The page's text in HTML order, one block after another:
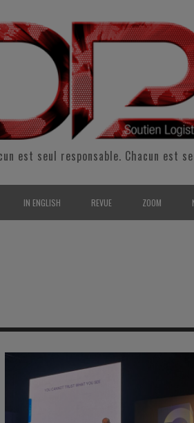
est seul responsable. Chacun est
IN ENGLISH
TRAINING
SURVIVAL / AUTONOMY / SPORT
INDUSTRIES
REVUE ZOOM
LE COIN DE
JEUNES